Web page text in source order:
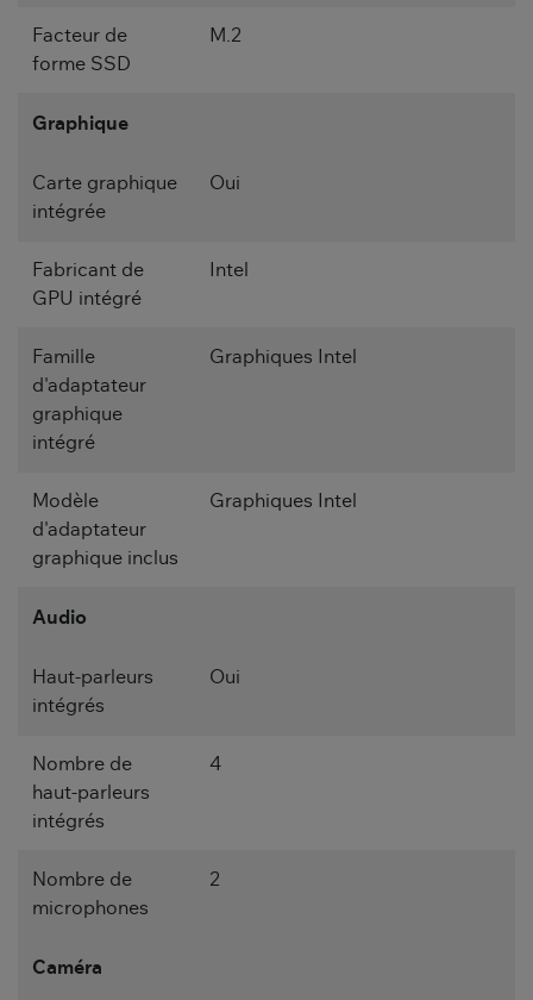
Facteur de
forme SSD
M.2
Graphique
Carte graphique
intégrée
Oui
Fabricant de
GPU intégré
Intel
Famille
d'adaptateur
graphique
intégré
Graphiques Intel
Modèle
d'adaptateur
graphique inclus
Graphiques Intel
Audio
Haut-parleurs
intégrés
Oui
Nombre de
haut-parleurs
intégrés
4
Nombre de
microphones
2
Caméra